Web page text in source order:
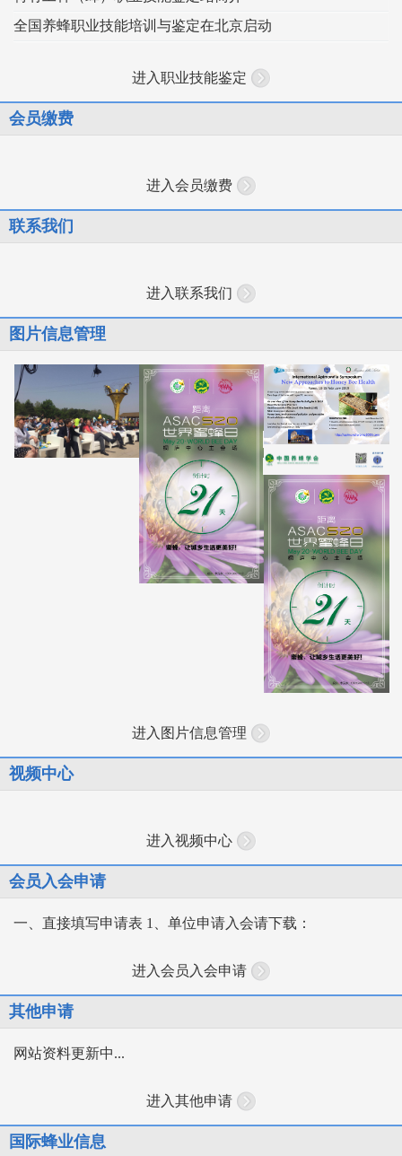
全国养蜂职业技能培训与鉴定在北京启动
进入职业技能鉴定
会员缴费
进入会员缴费
联系我们
进入联系我们
图片信息管理
进入图片信息管理
视频中心
进入视频中心
会员入会申请
一、直接填写申请表 1、单位申请入会请下载：
进入会员入会申请
其他申请
网站资料更新中...
进入其他申请
国际蜂业信息